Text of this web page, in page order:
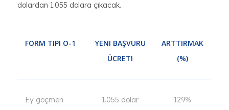
dolardan 1.055 dolara çıkacak.
FORM TIPI O-1
YENI BAŞVURU
ÜCRETI
ARTTIRMAK
(%)
Ey göçmen
1.055 dolar 129%